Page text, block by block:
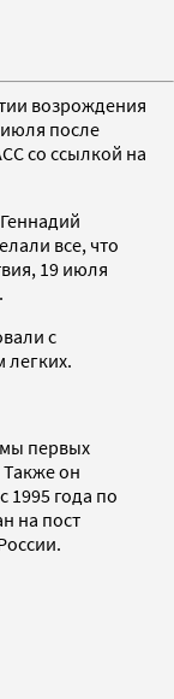
возрождения
июля после
со ссылкой на
все, что
19 июля
с
первых
Также он
1995 года по
на пост